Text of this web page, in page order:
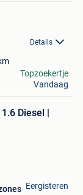
Details
Topzoekertje
Vandaag
Diesel |
Eergisteren